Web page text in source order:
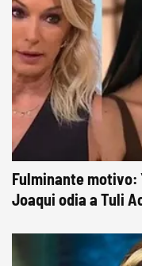
Fulminante
Joaqui odia a Tuli